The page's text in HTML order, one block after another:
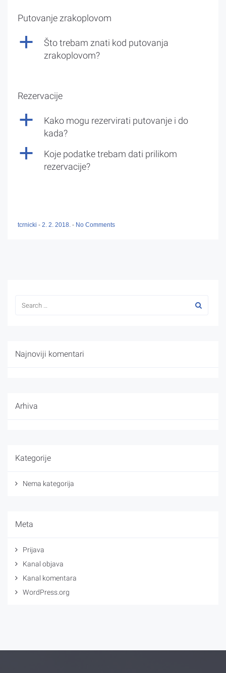
Putovanje zrakoplovom
a
Što trebam znati kod putovanja
zrakoplovom?
Rezervacije
a
Kako mogu rezervirati putovanje i do
kada?
a
Koje podatke trebam dati prilikom
rezervacije?
tcrnicki - 2. 2. 2018. - No Comments
Najnoviji komentari
Arhiva
Kategorije
Nema kategorija
Meta
Prijava
Kanal objava
Kanal komentara
WordPress.org